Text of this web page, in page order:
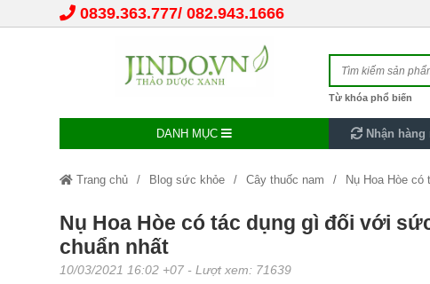
0839.363.777 082.943.1666
Từ khóa phổ biến
DANH MỤC Nhận hàng
Trang chủ Blog sức khỏe Cây thuốc nam Nụ Hoa Hòe
Nụ Hoa Hòe có tác dụng gì đối với
chuẩn nhất
10/03/2021 16:02 +07 - Lượt xem: 71639